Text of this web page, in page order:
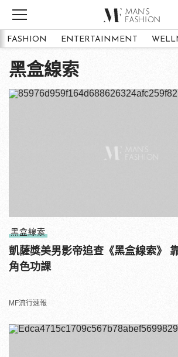
FASHION ENTERTAINMENT
黑盒線索
黑盒線索
凱薩獎美男影帝追查《黑盒線索》 靠「尾隨」作足
角色功課
MF流行速報